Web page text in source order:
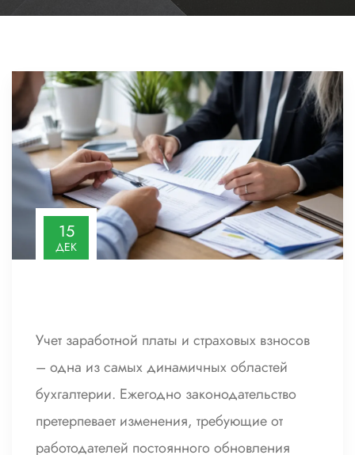
15
ДЕК
Учет заработной платы и страховых взносов
– одна из самых динамичных областей
бухгалтерии. Ежегодно законодательство
претерпевает изменения, требующие от
работодателей постоянного обновления